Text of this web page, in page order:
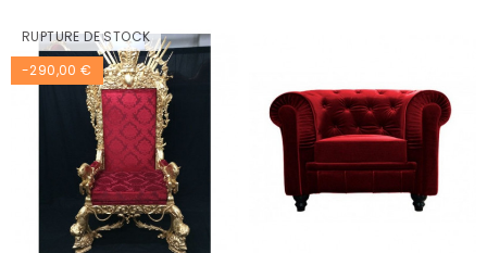
RUPTURE DE STOCK
-290,00 €